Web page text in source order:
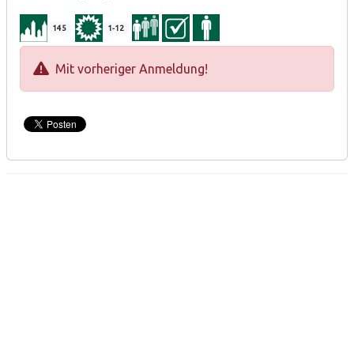
145 1-12
Mit vorheriger Anmeldung!